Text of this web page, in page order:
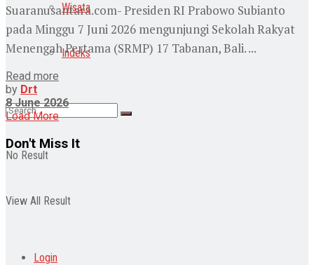
Wisata
Indeks
No Result
View All Result
Login
Suaranusantara.com- Presiden RI Prabowo Subianto
pada Minggu 7 Juni 2026 mengunjungi Sekolah Rakyat
Menengah Pertama (SRMP) 17 Tabanan, Bali. ...
Read more
by Drt
8 June 2026
Load More
Don't Miss It